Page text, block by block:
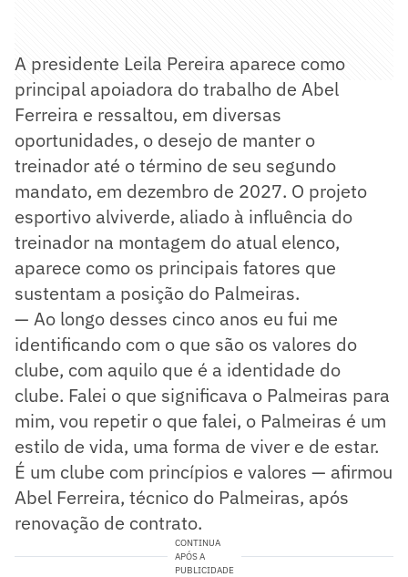
A presidente Leila Pereira aparece como
principal apoiadora do trabalho de Abel
Ferreira e ressaltou, em diversas
oportunidades, o desejo de manter o
treinador até o término de seu segundo
mandato, em dezembro de 2027. O projeto
esportivo alviverde, aliado à influência do
treinador na montagem do atual elenco,
aparece como os principais fatores que
sustentam a posição do Palmeiras.
— Ao longo desses cinco anos eu fui me
identificando com o que são os valores do
clube, com aquilo que é a identidade do
clube. Falei o que significava o Palmeiras para
mim, vou repetir o que falei, o Palmeiras é um
estilo de vida, uma forma de viver e de estar.
É um clube com princípios e valores — afirmou
Abel Ferreira, técnico do Palmeiras, após
renovação de contrato.
CONTINUA
APÓS A
PUBLICIDADE